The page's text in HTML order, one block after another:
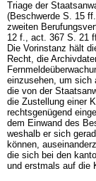
Triage der
(Beschwerde S. 15
zweiten
12 f., act. 367 S. 21
Die Vorinstanz hält
Recht, die
einzusehen, um sich
die von der
die Zustellung einer
rechtsgenügend
dem Einwand des
weshalb er sich
können,
die sich bei den
und erstmals auf die